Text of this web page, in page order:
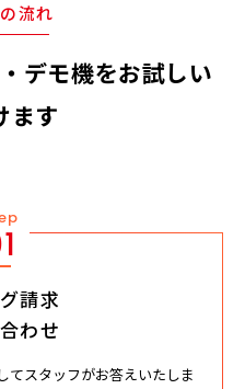
流れ
デモ機をお試しい
ます
請求
わせ
てスタッフがお答えいたしま